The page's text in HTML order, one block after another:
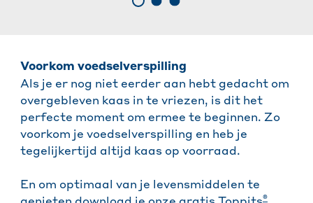
Voorkom voedselverspilling
Als je er nog niet eerder aan hebt gedacht om
overgebleven kaas in te vriezen, is dit het
perfecte moment om ermee te beginnen. Zo
voorkom je voedselverspilling en heb je
tegelijkertijd altijd kaas op voorraad.
En om optimaal van je levensmiddelen te
®